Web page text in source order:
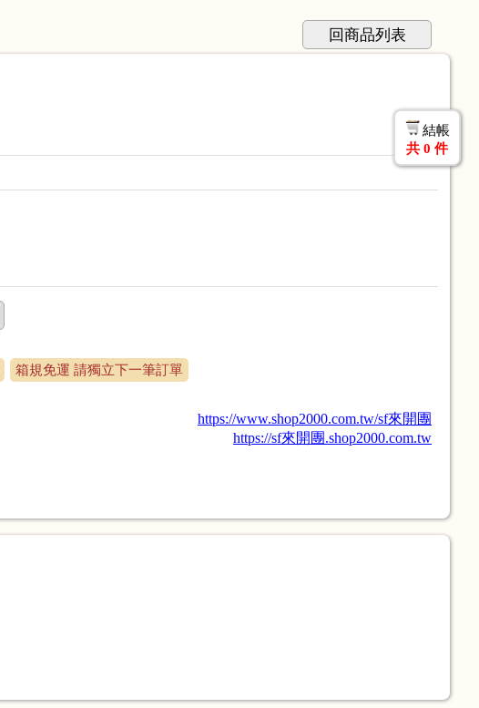
回商品列表
箱規免運 請獨立下一筆訂單
https://www.shop2000.com.tw/sf來開團
https://sf來開團.shop2000.com.tw
結帳
共 0 件